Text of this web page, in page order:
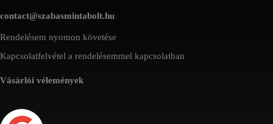
contact@szabasmintabolt.hu
Rendelésem nyomon követése
Kapcsolatfelvétel a rendelésemmel kapcsolatban
Vásárlói vélemények